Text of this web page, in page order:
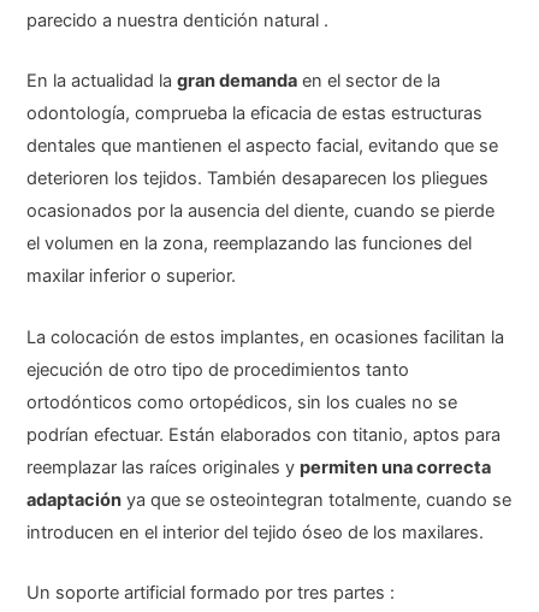
parecido a nuestra dentición natural .
En la actualidad lagran demanda en el sector de la
odontología, comprueba la eficacia de estas estructuras
dentales que mantienen el aspecto facial, evitando que se
deterioren los tejidos. También desaparecen los pliegues
ocasionados por la ausencia del diente, cuando se pierde
el volumen en la zona, reemplazando las funciones del
maxilar inferior o superior.
La colocación de estos implantes, en ocasiones facilitan la
ejecución de otro tipo de procedimientos tanto
ortodónticos como ortopédicos, sin los cuales no se
podrían efectuar. Están elaborados con titanio, aptos para
reemplazar las raíces originales ypermiten una correcta
adaptación ya que se osteointegran totalmente, cuando se
introducen en el interior del tejido óseo de los maxilares.
Un soporte artificial formado por tres partes :